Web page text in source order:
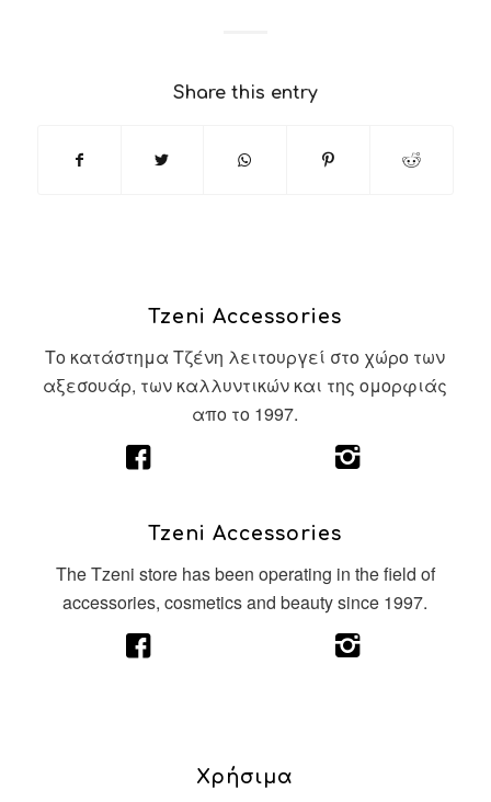
Share this entry
Tzeni Accessories
Το κατάστημα Τζένη λειτουργεί στο χώρο των
αξεσουάρ, των καλλυντικών και της ομορφιάς
απο το 1997.
Tzeni Accessories
The Tzeni store has been operating in the field of
accessories, cosmetics and beauty since 1997.
Χρήσιμα